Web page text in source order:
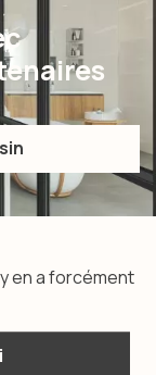
en a forcément